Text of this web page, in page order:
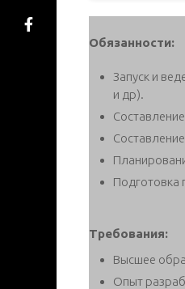
Обязанности:
Запуск и
и др).
Подготовка
Требования:
Высшее
Опыт